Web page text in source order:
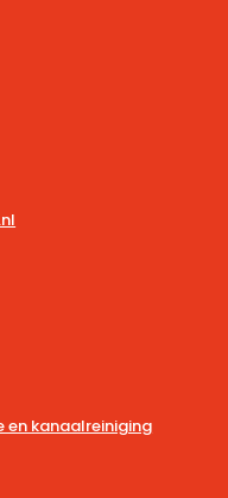
en kanaalreiniging